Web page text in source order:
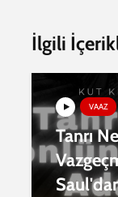
İlgili
VAAZ
Tanrı